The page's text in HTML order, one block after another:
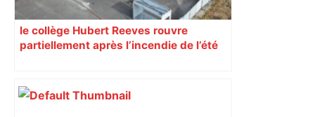
le collège Hubert Reeves rouvre
partiellement après l’incendie de l’été